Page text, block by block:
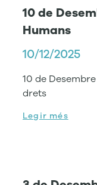
10 de
Humans
10/12/2025
10 de
drets
Legir més